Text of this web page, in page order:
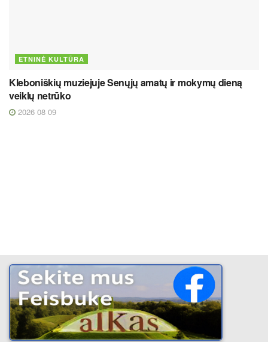
ETNINĖ KULTŪRA
Kleboniškių muziejuje Senųjų amatų ir mokymų dieną
veiklų netrūko
2026 08 09